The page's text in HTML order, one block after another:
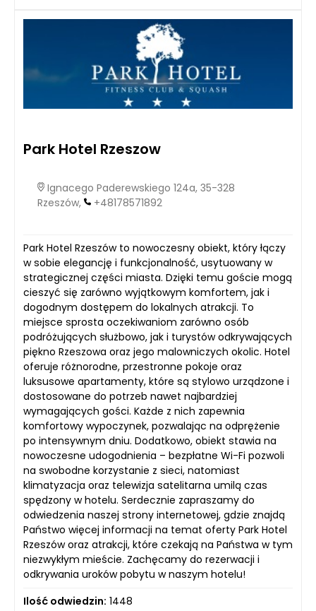
Park Hotel Rzeszow
Ignacego Paderewskiego 124a, 35-328
Rzeszów,
+48178571892
Park Hotel Rzeszów to nowoczesny obiekt, który łączy
w sobie elegancję i funkcjonalność, usytuowany w
strategicznej części miasta. Dzięki temu goście mogą
cieszyć się zarówno wyjątkowym komfortem, jak i
dogodnym dostępem do lokalnych atrakcji. To
miejsce sprosta oczekiwaniom zarówno osób
podróżujących służbowo, jak i turystów odkrywających
piękno Rzeszowa oraz jego malowniczych okolic. Hotel
oferuje różnorodne, przestronne pokoje oraz
luksusowe apartamenty, które są stylowo urządzone i
dostosowane do potrzeb nawet najbardziej
wymagających gości. Każde z nich zapewnia
komfortowy wypoczynek, pozwalając na odprężenie
po intensywnym dniu. Dodatkowo, obiekt stawia na
nowoczesne udogodnienia – bezpłatne Wi-Fi pozwoli
na swobodne korzystanie z sieci, natomiast
klimatyzacja oraz telewizja satelitarna umilą czas
spędzony w hotelu. Serdecznie zapraszamy do
odwiedzenia naszej strony internetowej, gdzie znajdą
Państwo więcej informacji na temat oferty Park Hotel
Rzeszów oraz atrakcji, które czekają na Państwa w tym
niezwykłym mieście. Zachęcamy do rezerwacji i
odkrywania uroków pobytu w naszym hotelu!
Ilość odwiedzin: 1448